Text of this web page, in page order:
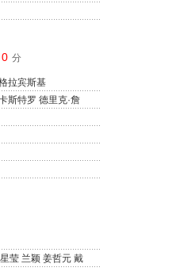
0 分
拉宾斯基
斯特罗 德里克·詹
Cloney
Sara Angelica
·程 大卫·汤姆林
文斯·沃恩 本·施
姆斯·麦
莹 兰颖 姜哲元 戴